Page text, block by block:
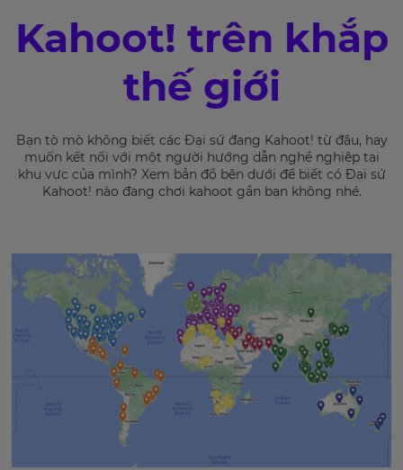
Kahoot! trên khắp
thế giới
Bạn tò mò không biết các Đại sứ đang Kahoot! từ đâu, hay
muốn kết nối với một người hướng dẫn nghề nghiệp tại
khu vực của mình? Xem bản đồ bên dưới để biết có Đại sứ
Kahoot! nào đang chơi kahoot gần bạn không nhé.